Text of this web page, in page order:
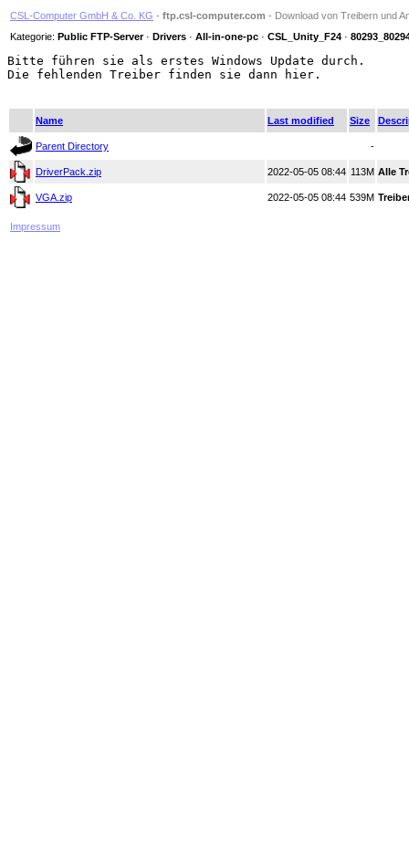
CSL-Computer GmbH & Co. KG - ftp.csl-computer.com - Download von Treibern und
Kategorie: Public FTP-Server · Drivers · All-in-one-pc · CSL_Unity_F24 ·
Bitte führen sie als erstes Windows Update durch.
Die fehlenden Treiber finden sie dann hier.
Name Last modified Size
Parent Directory -
DriverPack.zip 2022-05-05 08:44 113M Alle
VGA.zip 2022-05-05 08:44 539M
Impressum